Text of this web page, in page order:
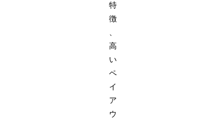
特
徴
高
い
ペ
イ
ア
ウ